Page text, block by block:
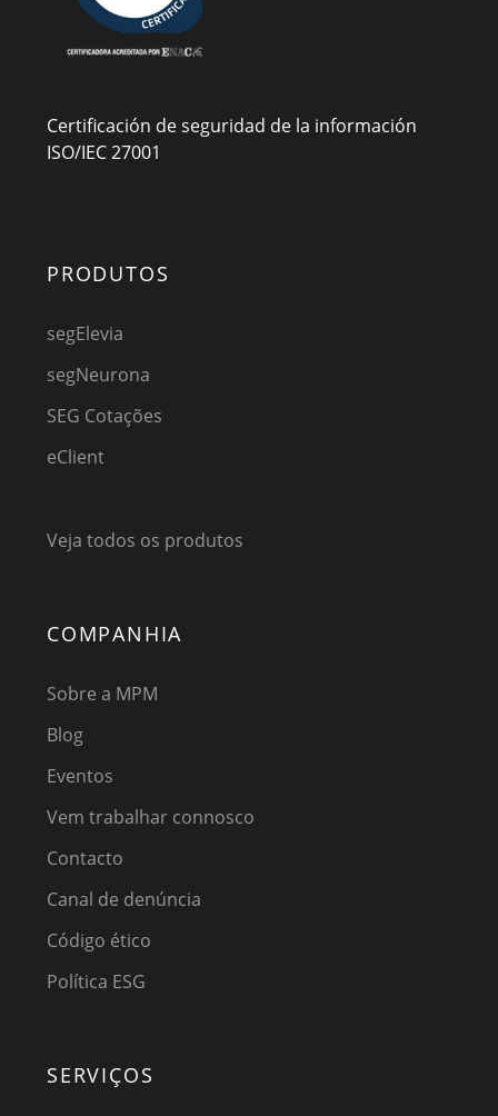
Certificación de seguridad de la información
ISO/IEC 27001
PRODUTOS
segElevia
segNeurona
SEG Cotações
eClient
Veja todos os produtos
COMPANHIA
Sobre a MPM
Blog
Eventos
Vem trabalhar connosco
Contacto
Canal de denúncia
Código ético
Política ESG
SERVIÇOS